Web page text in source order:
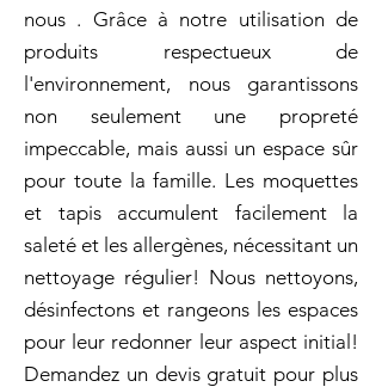
nous . Grâce à notre utilisation de
produits respectueux de
l'environnement, nous garantissons
non seulement une propreté
impeccable, mais aussi un espace sûr
pour toute la famille. Les moquettes
et tapis accumulent facilement la
saleté et les allergènes, nécessitant un
nettoyage régulier! Nous nettoyons,
désinfectons et rangeons les espaces
pour leur redonner leur aspect initial!
Demandez un devis gratuit pour plus